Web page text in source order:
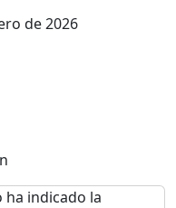
de 2026
ha indicado la